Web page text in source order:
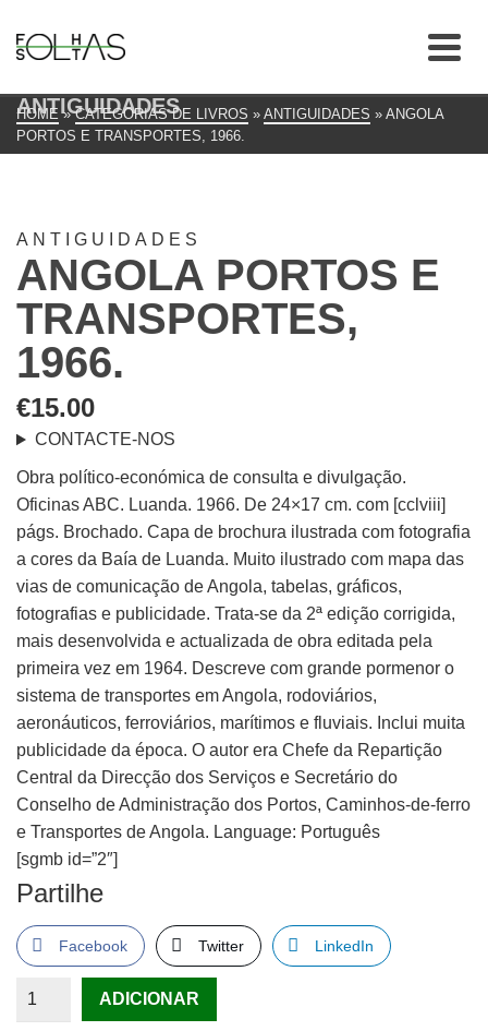
ANTIGUIDADES
HOME » CATEGORIAS DE LIVROS » ANTIGUIDADES » ANGOLA
PORTOS E TRANSPORTES, 1966.
ANTIGUIDADES
ANGOLA PORTOS E
TRANSPORTES,
1966.
€15.00
CONTACTE-NOS
Obra político-económica de consulta e divulgação.
Oficinas ABC. Luanda. 1966. De 24×17 cm. com [cclviii]
págs. Brochado. Capa de brochura ilustrada com fotografia
a cores da Baía de Luanda. Muito ilustrado com mapa das
vias de comunicação de Angola, tabelas, gráficos,
fotografias e publicidade. Trata-se da 2ª edição corrigida,
mais desenvolvida e actualizada de obra editada pela
primeira vez em 1964. Descreve com grande pormenor o
sistema de transportes em Angola, rodoviários,
aeronáuticos, ferroviários, marítimos e fluviais. Inclui muita
publicidade da época. O autor era Chefe da Repartição
Central da Direcção dos Serviços e Secretário do
Conselho de Administração dos Portos, Caminhos-de-ferro
e Transportes de Angola. Language: Português
[sgmb id=”2″]
Partilhe
Facebook Twitter LinkedIn
QuantidadeADICIONAR